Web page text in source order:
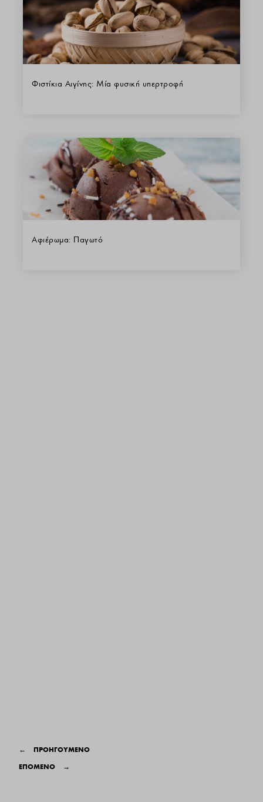
Φιστίκια Αιγίνης: Μία φυσική υπερτροφή
Αφιέρωμα: Παγωτό
←
ΠΡΟΗΓΟΥΜΕΝΟ
ΕΠΟΜΕΝΟ
→